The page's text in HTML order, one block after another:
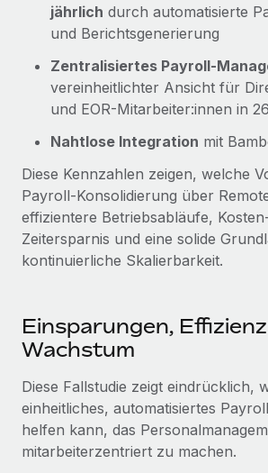
jährlich durch automatisierte
und Berichtsgenerierung
Zentralisiertes Payroll-
vereinheitlichter Ansicht für
und EOR-Mitarbeiter:innen in
Nahtlose Integration mit
Diese Kennzahlen zeigen, welche
Payroll-Konsolidierung über
effizientere Betriebsabläufe,
Zeitersparnis und eine solide
kontinuierliche Skalierbarkeit.
Einsparungen,
Wachstum
Diese Fallstudie zeigt eindrücklich,
einheitliches, automatisiertes
helfen kann, das
mitarbeiterzentriert zu machen.